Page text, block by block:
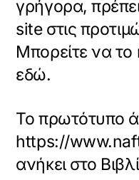
γρήγορα,
site στις
Μπορείτε να το
εδώ.
Το πρωτότυπο
https://
ανήκει στο